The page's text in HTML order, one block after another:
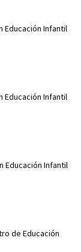
Educación Infantil
Educación Infantil
Educación Infantil
de Educación